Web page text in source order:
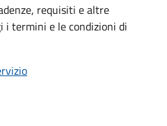
requisiti e altre
termini e le condizioni di